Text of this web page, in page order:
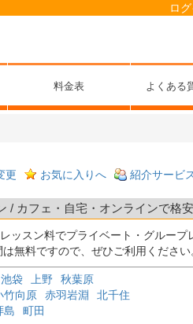
ロ
料金表 よくある
更 お気に入りへ 紹介サービ
/ カフェ・自宅・オンラインで格
ッスン料でプライベート・グループ
無料ですので、ぜひご利用ください
池袋 上野
秋葉原
竹向原 赤羽岩淵
北千住
島
町田